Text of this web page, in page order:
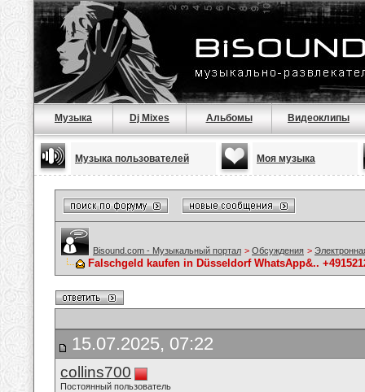
Музыка Dj Mixes Альбомы Видеоклипы
Музыка пользователей Моя музыка
Bisound.com - Музыкальный портал > Обсуждения >
Falschgeld kaufen in Düsseldorf WhatsApp&..
15.07.2025, 07:22
collins700
Постоянный пользователь